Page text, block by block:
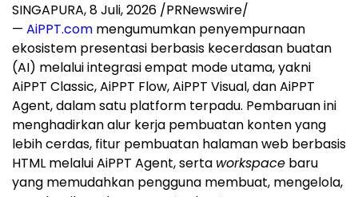
SINGAPURA,8 Juli, 2026 /PRNewswire/
— AiPPT.com mengumumkan penyempurnaan
ekosistem presentasi berbasis kecerdasan buatan
(AI) melalui integrasi empat mode utama, yakni
AiPPT Classic, AiPPT Flow, AiPPT Visual, dan AiPPT
Agent, dalam satu platform terpadu. Pembaruan ini
menghadirkan alur kerja pembuatan konten yang
lebih cerdas, fitur pembuatan halaman web berbasis
HTML melalui AiPPT Agent, serta workspace baru
yang memudahkan pengguna membuat, mengelola,